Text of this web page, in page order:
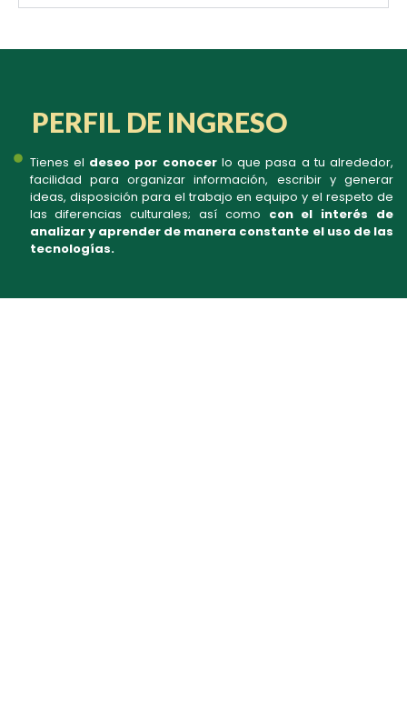
PERFIL DE INGRESO
Tienes el deseo por conocerlo que pasa a tu alrededor,
facilidad para organizar información, escribir y generar
ideas, disposición para el trabajo en equipo y el respeto de
las diferencias culturales; así como con el interés de
analizar y aprender de manera constante el uso de las
tecnologías.